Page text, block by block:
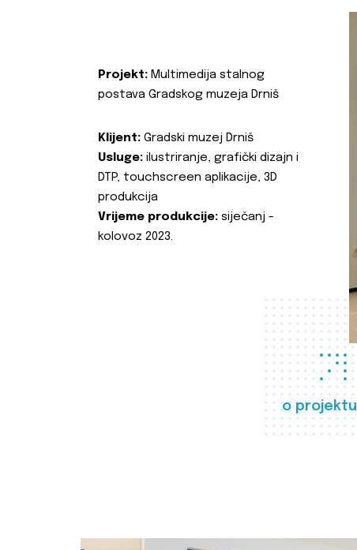
o projektu
Projekt: Multimedija stalnog
postava Gradskog muzeja Drniš
Klijent: Gradski muzej Drniš
Usluge: ilustriranje, grafički dizajn i
DTP, touchscreen aplikacije, 3D
produkcija
Vrijeme produkcije: siječanj -
kolovoz 2023.